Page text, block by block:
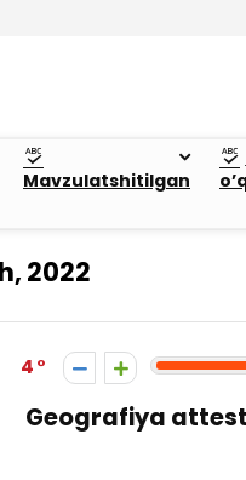
Mavzulatshitilgan
2022
4
Geografiya